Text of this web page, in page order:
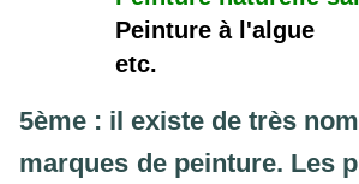
Peinture à l'algue
etc.
5ème : il existe de très
marques de peinture. Les